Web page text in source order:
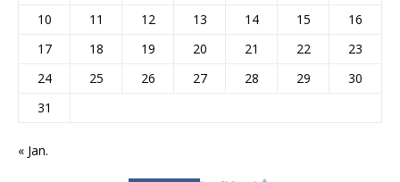
10
11 12 13 14 15
16
17
18 19 20 21 22
23
24
25 26 27 28 29
30
31
« Jan.